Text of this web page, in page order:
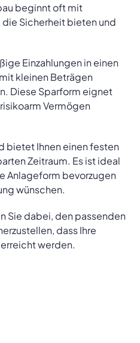
beginnt oft mit
Sicherheit bieten und
Einzahlungen in einen
kleinen Beträgen
Diese Sparform eignet
Vermögen
bietet Ihnen einen festen
Zeitraum. Es ist ideal
Anlageform bevorzugen
wünschen.
Sie dabei, den passenden
dass Ihre
werden.